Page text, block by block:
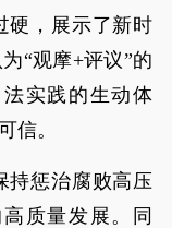
硬，展示了新时
“观摩+评议”的
实践的生动体
信。
持惩治腐败高压
质量发展。同